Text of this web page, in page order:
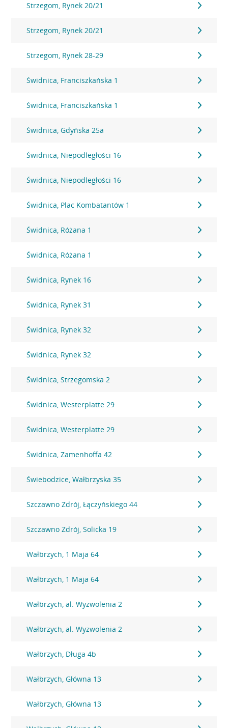
Strzegom, Rynek 20/21
Strzegom, Rynek 20/21
Strzegom, Rynek 28-29
Świdnica, Franciszkańska 1
Świdnica, Franciszkańska 1
Świdnica, Gdyńska 25a
Świdnica, Niepodległości 16
Świdnica, Niepodległości 16
Świdnica, Plac Kombatantów 1
Świdnica, Różana 1
Świdnica, Różana 1
Świdnica, Rynek 16
Świdnica, Rynek 31
Świdnica, Rynek 32
Świdnica, Rynek 32
Świdnica, Strzegomska 2
Świdnica, Westerplatte 29
Świdnica, Westerplatte 29
Świdnica, Zamenhoffa 42
Świebodzice, Wałbrzyska 35
Szczawno Zdrój, Łączyńskiego 44
Szczawno Zdrój, Solicka 19
Wałbrzych, 1 Maja 64
Wałbrzych, 1 Maja 64
Wałbrzych, al. Wyzwolenia 2
Wałbrzych, al. Wyzwolenia 2
Wałbrzych, Długa 4b
Wałbrzych, Główna 13
Wałbrzych, Główna 13